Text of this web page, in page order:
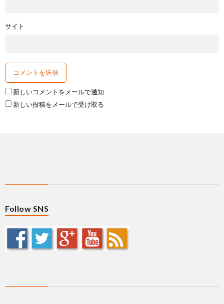
サイト
新しいコメントをメールで通知
新しい投稿をメールで受け取る
Follow SNS